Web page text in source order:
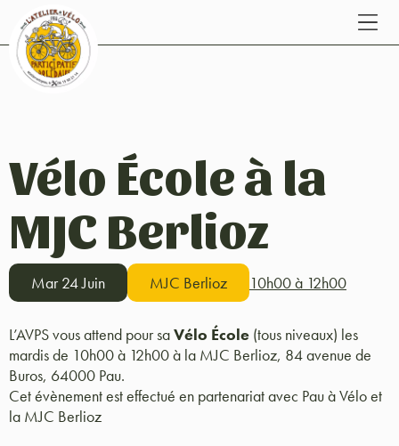
Vélo École à la
MJC Berlioz
Mar 24 Juin MJC Berlioz 10h00 à 12h00
L’AVPS vous attend pour saVélo École (tous niveaux) les
mardis de 10h00 à 12h00 à la MJC Berlioz, 84 avenue de
Buros, 64000 Pau.
Cet évènement est effectué en partenariat avec Pau à Vélo et
la MJC Berlioz